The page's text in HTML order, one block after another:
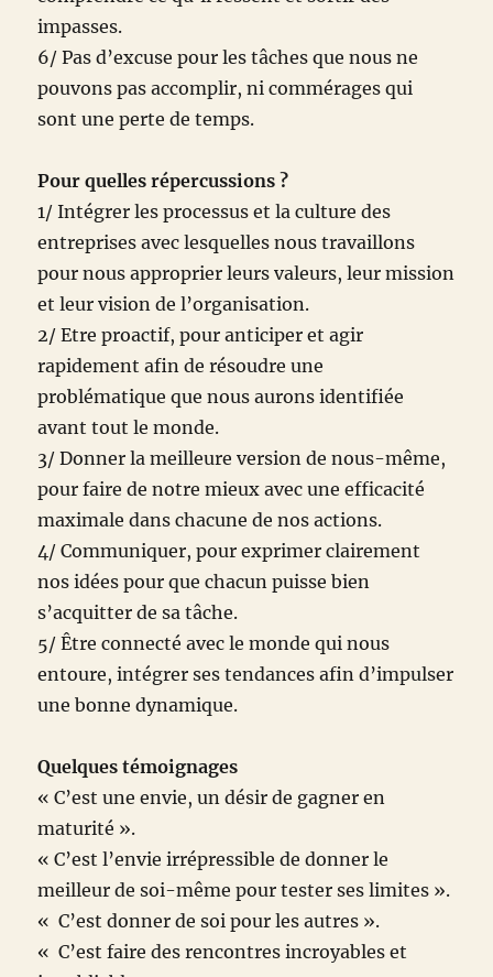
impasses.
6/ Pas d’excuse pour les tâches que nous ne
pouvons pas accomplir, ni commérages qui
sont une perte de temps.
Pour quelles répercussions ?
1/ Intégrer les processus et la culture des
entreprises avec lesquelles nous travaillons
pour nous approprier leurs valeurs, leur mission
et leur vision de l’organisation.
2/ Etre proactif, pour anticiper et agir
rapidement afin de résoudre une
problématique que nous aurons identifiée
avant tout le monde.
3/ Donner la meilleure version de nous-même,
pour faire de notre mieux avec une efficacité
maximale dans chacune de nos actions.
4/ Communiquer, pour exprimer clairement
nos idées pour que chacun puisse bien
s’acquitter de sa tâche.
5/ Être connecté avec le monde qui nous
entoure, intégrer ses tendances afin d’impulser
une bonne dynamique.
Quelques témoignages
« C’est une envie, un désir de gagner en
maturité ».
« C’est l’envie irrépressible de donner le
meilleur de soi-même pour tester ses limites ».
« C’est donner de soi pour les autres ».
« C’est faire des rencontres incroyables et